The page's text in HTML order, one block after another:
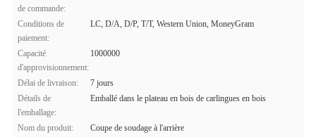
de commande:
Conditions de
paiement:
LC, D/A, D/P, T/T, Western Union, MoneyGram
Capacité
d'approvisionnement:
1000000
Délai de livraison:
7 jours
Détails de
l'emballage:
Emballé dans le plateau en bois de carlingues en bois
Nom du produit:
Coupe de soudage à l'arrière